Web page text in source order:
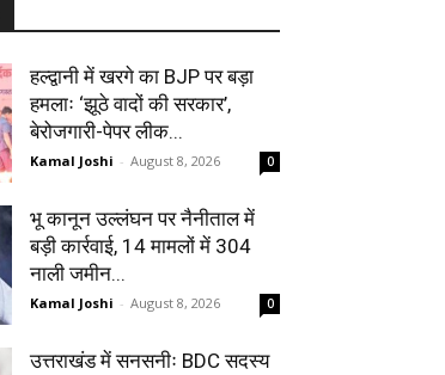
हल्द्वानी में खरगे का BJP पर बड़ा
हमलाः ‘झूठे वादों की सरकार’,
बेरोजगारी-पेपर लीक...
Kamal Joshi - August 8, 2026 0
भू कानून उल्लंघन पर नैनीताल में
बड़ी कार्रवाई, 14 मामलों में 304
नाली जमीन...
Kamal Joshi - August 8, 2026 0
उत्तराखंड में सनसनीः BDC सदस्य